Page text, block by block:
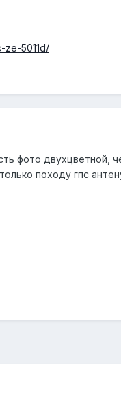
ze-5011d/
фото двухцветной,
походу гпс